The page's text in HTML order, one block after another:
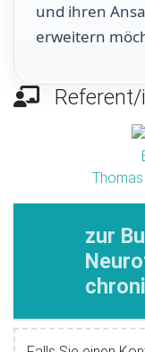
und ihren
erweitern
Referent/
Thomas
zur